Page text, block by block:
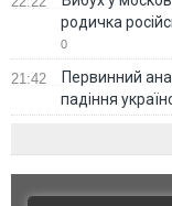
родичка
0
21:42
Первинний
падіння